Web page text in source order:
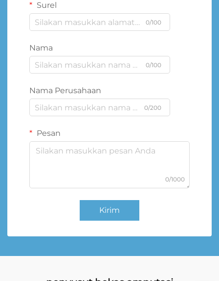
Surel
0/100
Nama
0/100
Nama Perusahaan
0/200
Pesan
0/1000
Kirim